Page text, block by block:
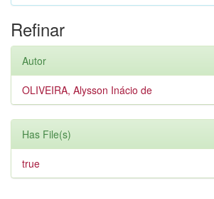
Refinar
Autor
OLIVEIRA, Alysson Inácio de
Has File(s)
true